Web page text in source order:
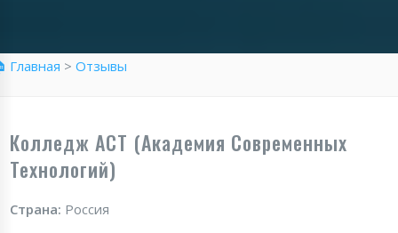
Главная > Отзывы
Колледж АСТ (Академия Современных
Технологий)
Страна: Россия